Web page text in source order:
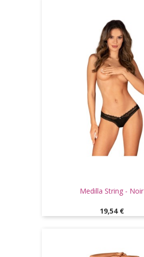
Medilla String - Noir
Prix
19,54 €